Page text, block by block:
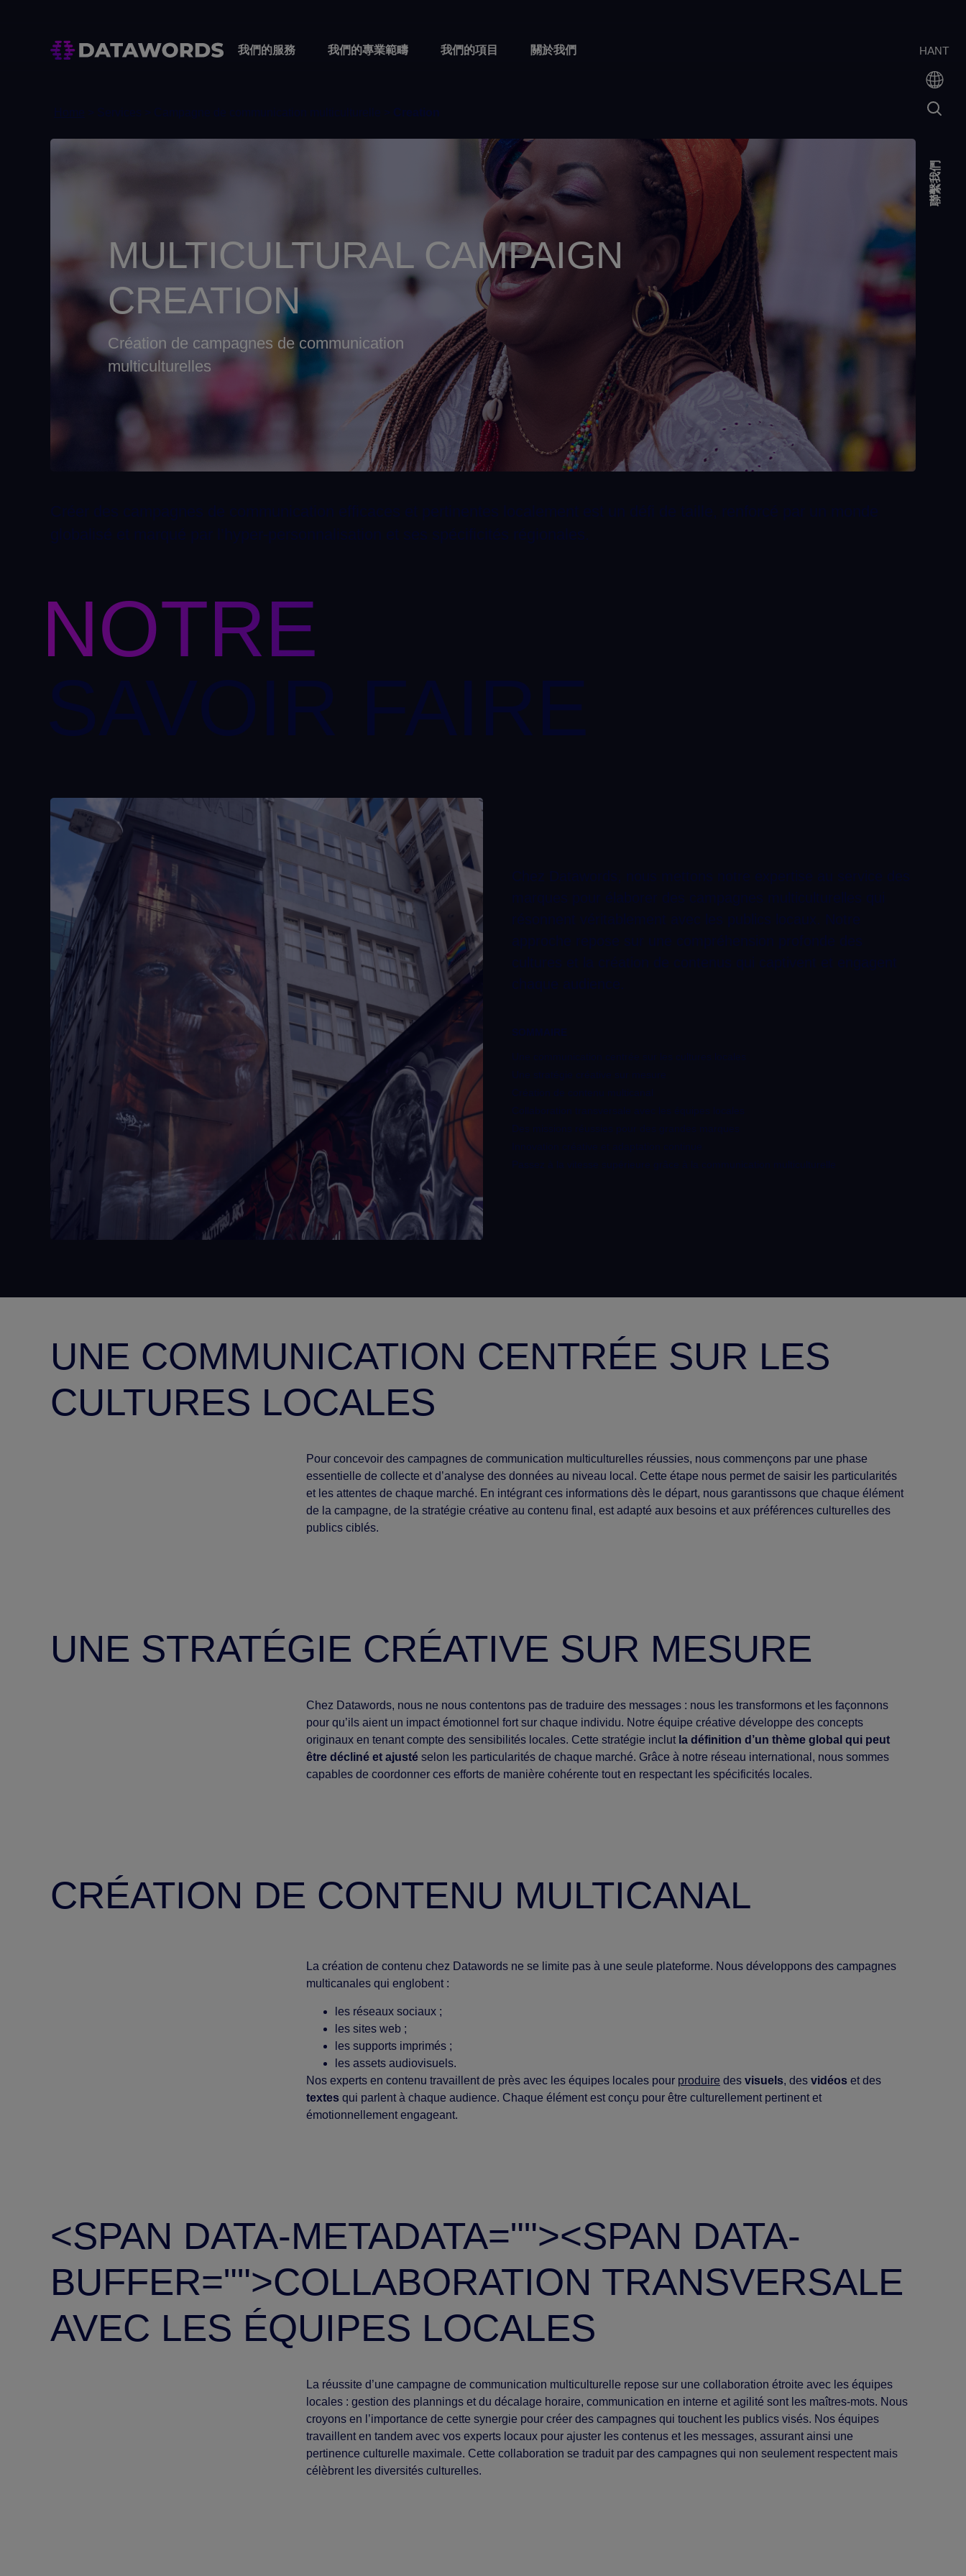
我們的服務 我們的專業範疇 我們的項目 關於我們 HANT
聯繫我們
MULTICULTURAL CAMPAIGN
CREATION
Création de campagnes de communication
multiculturelles
NOTRE
UNE COMMUNICATION CENTRÉE SUR LES
CULTURES LOCALES
Pour concevoir des campagnes de communication multiculturelles réussies, nous commençons par une phase
essentielle de collecte et d’analyse des données au niveau local. Cette étape nous permet de saisir les particularités
et les attentes de chaque marché. En intégrant ces informations dès le départ, nous garantissons que chaque élément
de la campagne, de la stratégie créative au contenu final, est adapté aux besoins et aux préférences culturelles des
publics ciblés.
UNE STRATÉGIE CRÉATIVE SUR MESURE
Chez Datawords, nous ne nous contentons pas de traduire des messages : nous les transformons et les façonnons
pour qu’ils aient un impact émotionnel fort sur chaque individu. Notre équipe créative développe des concepts
originaux en tenant compte des sensibilités locales. Cette stratégie inclut la définition d’un thème global qui peut
être décliné et ajusté selon les particularités de chaque marché. Grâce à notre réseau international, nous sommes
capables de coordonner ces efforts de manière cohérente tout en respectant les spécificités locales.
CRÉATION DE CONTENU MULTICANAL
La création de contenu chez Datawords ne se limite pas à une seule plateforme. Nous développons des campagnes
multicanales qui englobent :
les réseaux sociaux ;
les sites web ;
les supports imprimés ;
les assets audiovisuels.
Nos experts en contenu travaillent de près avec les équipes locales pour produire des visuels, des vidéos et des
textes qui parlent à chaque audience. Chaque élément est conçu pour être culturellement pertinent et
émotionnellement engageant.
<SPAN DATA-METADATA=""><SPAN DATA-
BUFFER="">COLLABORATION TRANSVERSALE
AVEC LES ÉQUIPES LOCALES
La réussite d’une campagne de communication multiculturelle repose sur une collaboration étroite avec les équipes
locales : gestion des plannings et du décalage horaire, communication en interne et agilité sont les maîtres-mots. Nous
croyons en l’importance de cette synergie pour créer des campagnes qui touchent les publics visés. Nos équipes
travaillent en tandem avec vos experts locaux pour ajuster les contenus et les messages, assurant ainsi une
pertinence culturelle maximale. Cette collaboration se traduit par des campagnes qui non seulement respectent mais
célèbrent les diversités culturelles.